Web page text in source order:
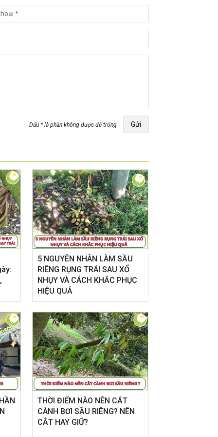
Dấu * là phần không được để trống Gửi
5 NGUYÊN NHÂN LÀM SẦU
RIÊNG RỤNG TRÁI SAU XỔ
NHỤY VÀ CÁCH KHẮC PHỤC
HIỆU QUẢ
THỜI ĐIỂM NÀO NÊN CẮT
CÀNH BƠI SẦU RIÊNG? NÊN
CẮT HAY GIỮ?